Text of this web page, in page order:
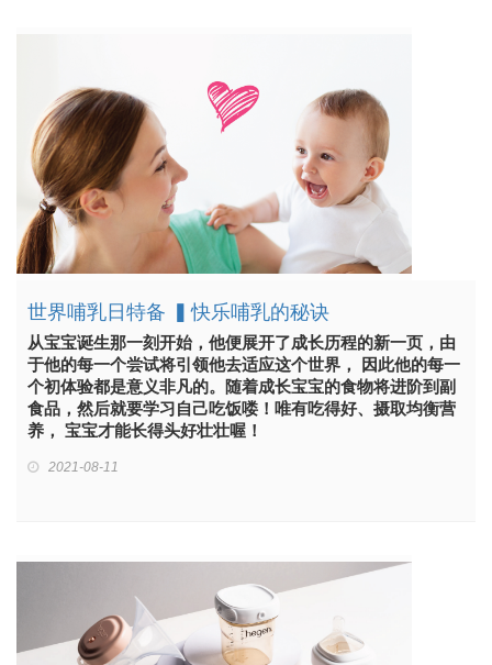
世界哺乳日特备 ▍快乐哺乳的秘诀
从宝宝诞生那一刻开始，他便展开了成长历程的新一页，由
于他的每一个尝试将引领他去适应这个世界， 因此他的每一
个初体验都是意义非凡的。随着成长宝宝的食物将进阶到副
食品，然后就要学习自己吃饭喽！唯有吃得好、摄取均衡营
养， 宝宝才能长得头好壮壮喔！
2021-08-11